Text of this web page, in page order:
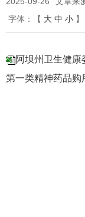
字体：
【 大 中 小 】
阿坝州卫生健
第一类精神药品购